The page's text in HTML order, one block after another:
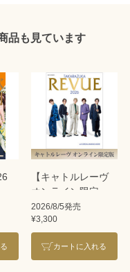
品も見ています
【キャトルレーヴ
オンライン限定
版】TAKARAZUKA
REVUE 2026
2026/8/5発売
¥3,300
カートに入れる